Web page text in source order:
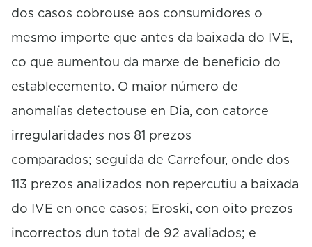
dos casos cobrouse aos consumidores o
mesmo importe que antes da baixada do IVE,
co que aumentou da marxe de beneficio do
establecemento. O maior número de
anomalías detectouse en Dia, con catorce
irregularidades nos 81 prezos
comparados; seguida de Carrefour, onde dos
113 prezos analizados non repercutiu a baixada
do IVE en once casos; Eroski, con oito prezos
incorrectos dun total de 92 avaliados; e